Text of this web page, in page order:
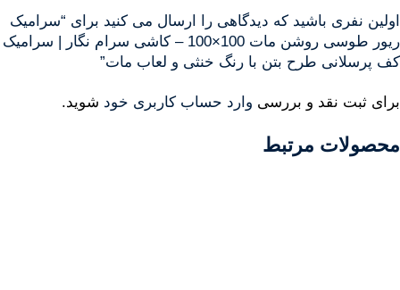
اولین نفری باشید که دیدگاهی را ارسال می کنید برای “سرامیک
ریور طوسی روشن مات 100×100 – کاشی سرام نگار | سرامیک
کف پرسلانی طرح بتن با رنگ خنثی و لعاب مات”
برای ثبت نقد و بررسی وارد حساب کاربری خود شوید.
محصولات مرتبط